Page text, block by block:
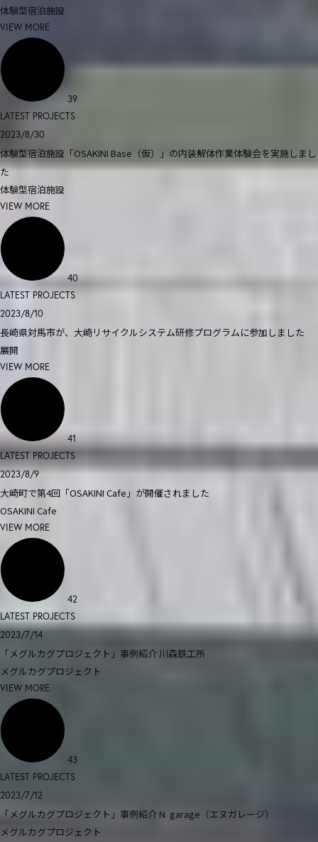
体験型宿泊施設
VIEW MORE
39
LATEST PROJECTS
2023/8/30
体験型宿泊施設「OSAKINI Base（仮）」の内装解体作業体験会を実施しまし
た
体験型宿泊施設
VIEW MORE
40
LATEST PROJECTS
2023/8/10
長崎県対馬市が、大崎リサイクルシステム研修プログラムに参加しました
展開
VIEW MORE
41
LATEST PROJECTS
2023/8/9
大崎町で第4回「OSAKINI Cafe」が開催されました
OSAKINI Cafe
VIEW MORE
42
LATEST PROJECTS
2023/7/14
「メグルカグプロジェクト」事例紹介 川森鉄工所
メグルカグプロジェクト
VIEW MORE
43
LATEST PROJECTS
2023/7/12
「メグルカグプロジェクト」事例紹介 N. garage（エヌガレージ）
メグルカグプロジェクト